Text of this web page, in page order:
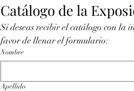
Catálogo de la
Si deseas recibir el catálogo con la
favor de llenar el formulario:
Nombre
Apellido